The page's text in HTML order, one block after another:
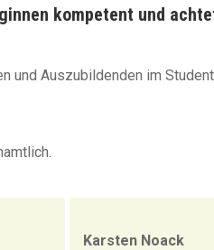
kompetent und
Auszubildenden im
Karsten Noack